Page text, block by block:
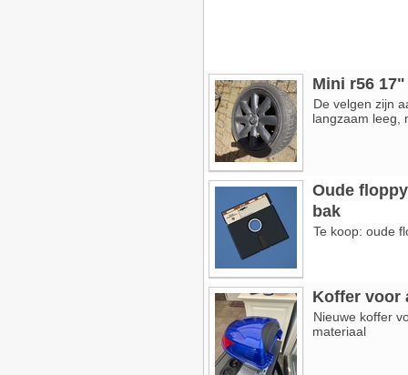
Mini r56
De velgen zijn
langzaam leeg,
Oude
bak
Te koop: oude
Koffer voor
Nieuwe koffer
materiaal